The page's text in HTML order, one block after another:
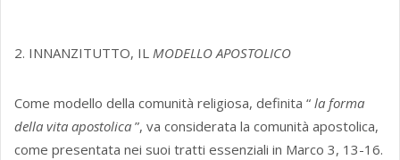
2. INNANZITUTTO, IL MODELLO APOSTOLICO
Come modello della comunità religiosa, definita “ la forma
della vita apostolica ”, va considerata la comunità apostolica,
come presentata nei suoi tratti essenziali in Marco 3, 13-16.